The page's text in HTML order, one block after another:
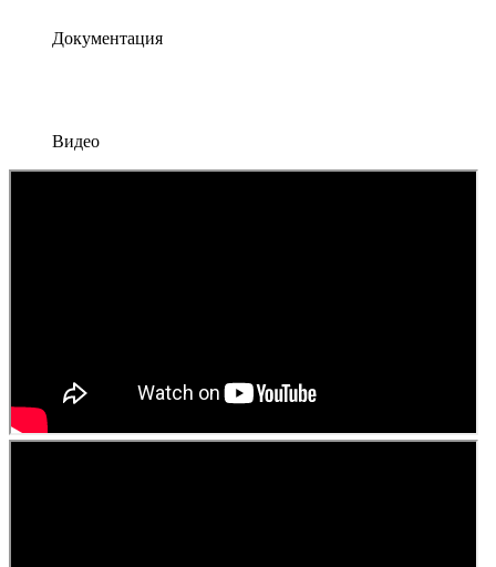
Документация
Видео